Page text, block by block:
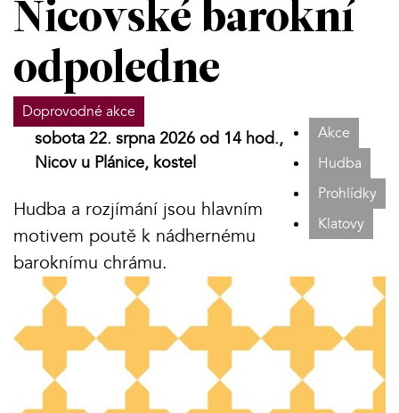
Nicovské barokní
odpoledne
Doprovodné akce
Akce
Hudba
Prohlídky
Klatovy
sobota 22. srpna 2026 od 14 hod.,
Nicov u Plánice, kostel
Hudba a rozjímání jsou hlavním
motivem poutě k nádhernému
baroknímu chrámu.